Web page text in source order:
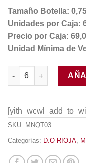
Tamaño Botella:
Unidades por Caja:
Precio por Caja:
Unidad Mínima de
Manuel Quintano El
SKU: MNQT03
Categorías: D.O RIOJA,